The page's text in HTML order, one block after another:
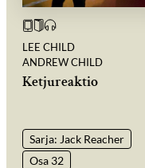
LEE CHILD
ANDREW CHILD
Ketjureaktio
Sarja: Jack Reacher
Osa 32